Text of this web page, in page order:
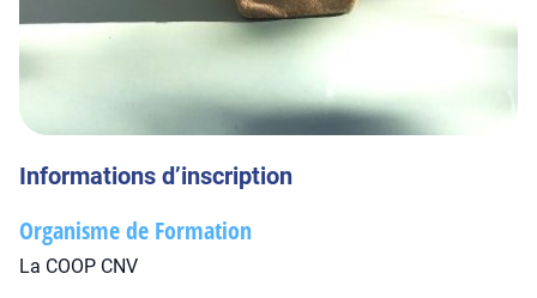
Informations d’inscription
Organisme de Formation
La COOP CNV